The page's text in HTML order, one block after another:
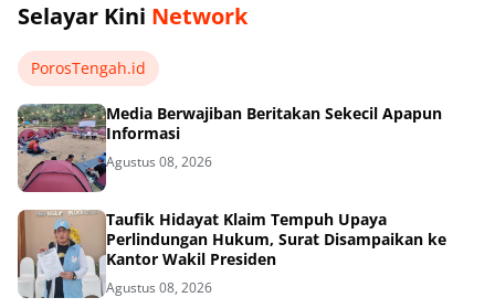
Selayar Kini Network
PorosTengah.id
Media Berwajiban Beritakan Sekecil Apapun
Informasi
Agustus 08, 2026
Taufik Hidayat Klaim Tempuh Upaya
Perlindungan Hukum, Surat Disampaikan ke
Kantor Wakil Presiden
Agustus 08, 2026